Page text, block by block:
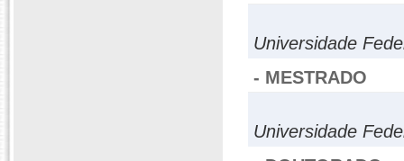
Universidade
- MESTRADO
Universidade